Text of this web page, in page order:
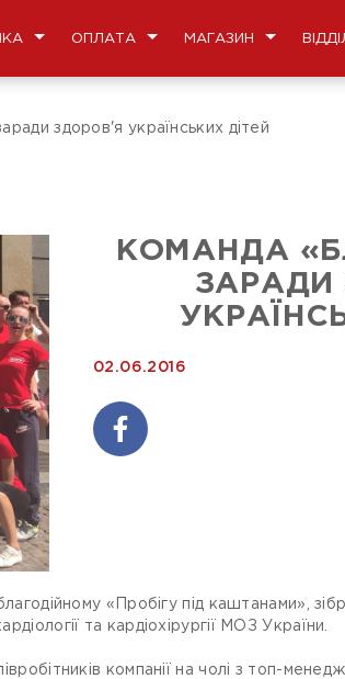
ОПЛАТА МАГАЗИН
здоров'я українських дітей
КОМАНДА
ЗАРАДИ
02.06.2016
«Пробігу під каштанами»,
та кардіохірургії МОЗ України.
компанії на чолі з топ-